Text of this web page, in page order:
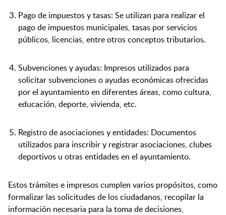
Pago de impuestos y tasas: Se utilizan para realizar el
pago de impuestos municipales, tasas por servicios
públicos, licencias, entre otros conceptos tributarios.
Subvenciones y ayudas: Impresos utilizados para
solicitar subvenciones o ayudas económicas ofrecidas
por el ayuntamiento en diferentes áreas, como cultura,
educación, deporte, vivienda, etc.
Registro de asociaciones y entidades: Documentos
utilizados para inscribir y registrar asociaciones, clubes
deportivos u otras entidades en el ayuntamiento.
Estos trámites e impresos cumplen varios propósitos, como
formalizar las solicitudes de los ciudadanos, recopilar la
información necesaria para la toma de decisiones,